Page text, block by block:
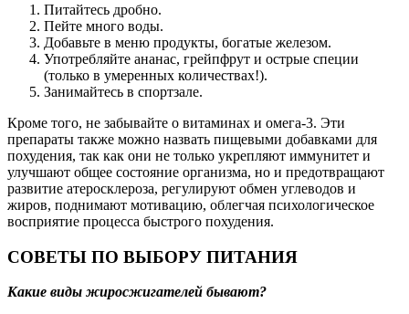
Питайтесь дробно.
Пейте много воды.
Добавьте в меню продукты, богатые железом.
Употребляйте ананас, грейпфрут и острые специи
(только в умеренных количествах!).
Занимайтесь в спортзале.
Кроме того, не забывайте о витаминах и омега-3. Эти
препараты также можно назвать пищевыми добавками для
похудения, так как они не только укрепляют иммунитет и
улучшают общее состояние организма, но и предотвращают
развитие атеросклероза, регулируют обмен углеводов и
жиров, поднимают мотивацию, облегчая психологическое
восприятие процесса быстрого похудения.
СОВЕТЫ ПО ВЫБОРУ ПИТАНИЯ
Какие виды жиросжигателей бывают?